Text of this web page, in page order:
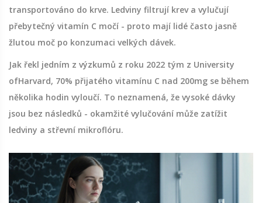
transportováno do krve. Ledviny filtrují krev a vylučují
přebytečný vitamín C močí - proto mají lidé často jasně
žlutou moč po konzumaci velkých dávek.
Jak řekl jedním z výzkumů z roku 2022 tým z University
ofHarvard, 70% přijatého vitamínu C nad 200mg se během
několika hodin vyloučí. To neznamená, že vysoké dávky
jsou bez následků - okamžité vylučování může zatížit
ledviny a střevní mikroflóru.